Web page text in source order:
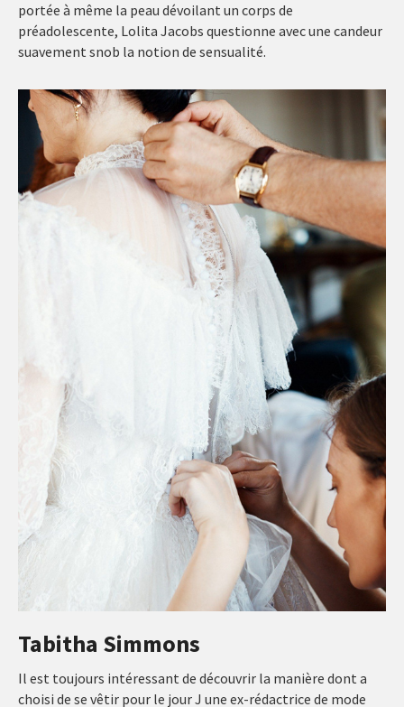
portée à même la peau dévoilant un corps de
préadolescente, Lolita Jacobs questionne avec une candeur
suavement snob la notion de sensualité.
Tabitha Simmons
Il est toujours intéressant de découvrir la manière dont a
choisi de se vêtir pour le jour J une ex-rédactrice de mode